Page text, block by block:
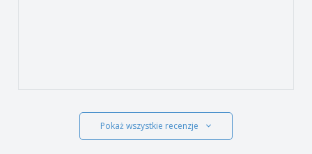
Pokaż wszystkie recenzje